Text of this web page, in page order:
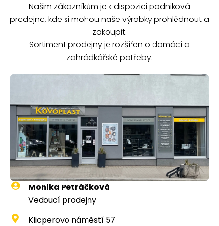
Našim zákazníkům je k dispozici podniková
prodejna, kde si mohou naše výrobky prohlédnout a
zakoupit.
Sortiment prodejny je rozšířen o domácí a
zahrádkářské potřeby.
Monika Petráčková
Vedoucí prodejny
Klicperovo náměstí 57